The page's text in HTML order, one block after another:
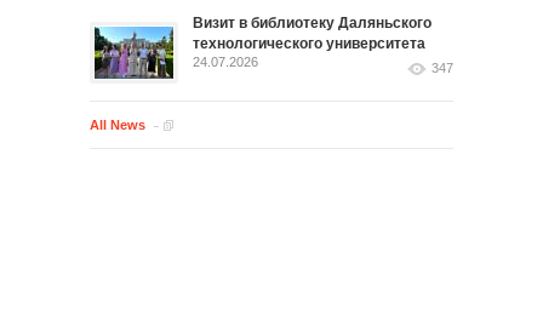
Визит в библиотеку Даляньского
технологического университета
24.07.2026 347
All News